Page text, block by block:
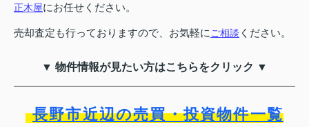
正木屋にお任せください。
売却査定も行っておりますので、お気軽に ご相談 ください。
▼ 物件情報が見たい方はこちらをクリック ▼
長野市近辺の売買・投資物件一覧